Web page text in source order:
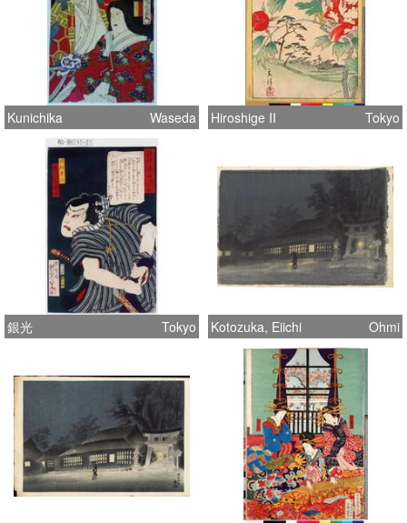
Kunichika Waseda Hiroshige II Tokyo
銀光 Tokyo Kotozuka, Eiichi Ohmi